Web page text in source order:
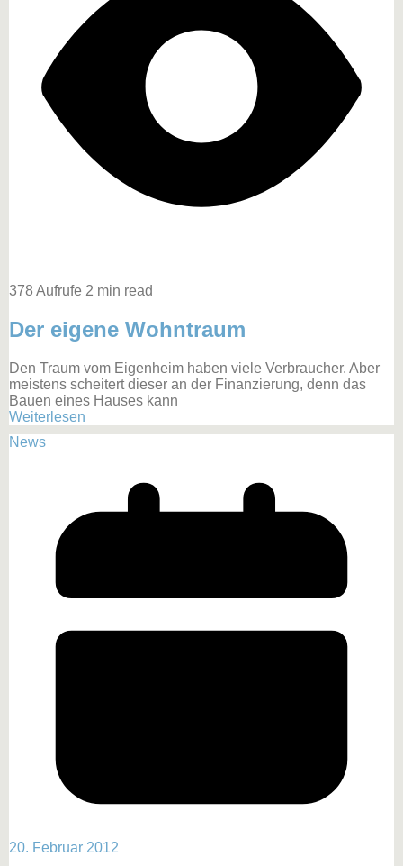
378 Aufrufe 2 min read
Der eigene Wohntraum
Den Traum vom Eigenheim haben viele Verbraucher. Aber
meistens scheitert dieser an der Finanzierung, denn das
Bauen eines Hauses kann
Weiterlesen
News
20. Februar 2012